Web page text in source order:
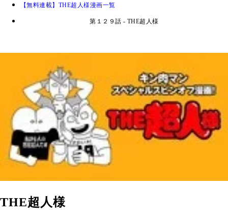
【無料連載】THE超人様漫画一覧
第１２９話 - THE超人様
THE超人様